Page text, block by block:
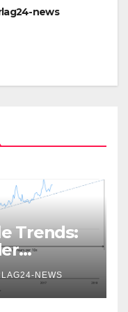
news
Trends:
NEWS